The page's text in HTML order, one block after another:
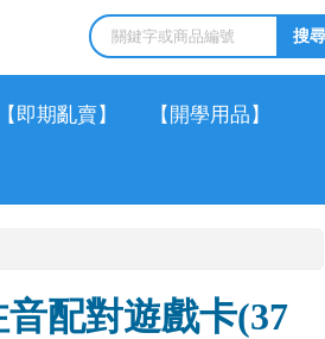
【即期亂賣】 【開學用品】
配對遊戲卡(37